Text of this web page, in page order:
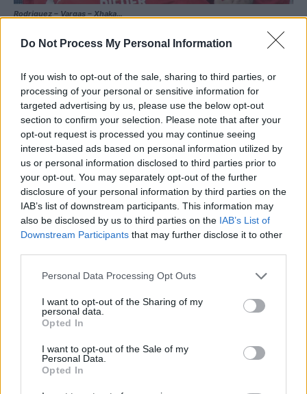
Do Not Process My Personal Information
If you wish to opt-out of the sale, sharing to third parties, or
processing of your personal or sensitive information for
targeted advertising by us, please use the below opt-out
section to confirm your selection. Please note that after your
opt-out request is processed you may continue seeing
interest-based ads based on personal information utilized by
us or personal information disclosed to third parties prior to
your opt-out. You may separately opt-out of the further
disclosure of your personal information by third parties on the
IAB’s list of downstream participants. This information may
also be disclosed by us to third parties on the IAB’s List of
Downstream Participants that may further disclose it to other
Personal Data Processing Opt Outs
I want to opt-out of the Sharing of my
personal data.
Opted In
I want to opt-out of the Sale of my
Personal Data.
Opted In
Rodriguez – Vargas – Xhaka…
ad
Germania – Danemarca 2-0. Nici
furtuna nu-i oprește pe nemți din
drumul spre finală! Urmează
marele hop: Spania